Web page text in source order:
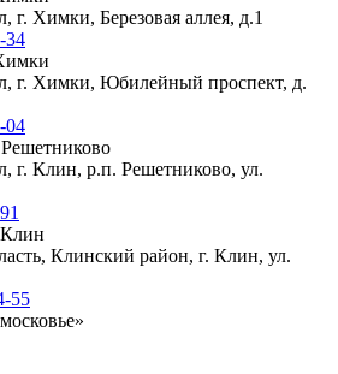
г. Химки, Березовая аллея, д.1
34
г. Химки, Юбилейный проспект, д.
04
г. Клин, р.п. Решетниково, ул.
Клинский район, г. Клин, ул.
55